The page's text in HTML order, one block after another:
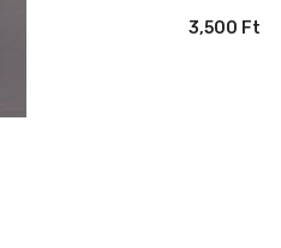
3,500 Ft